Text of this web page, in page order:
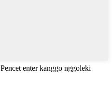
Pencet enter kanggo nggoleki